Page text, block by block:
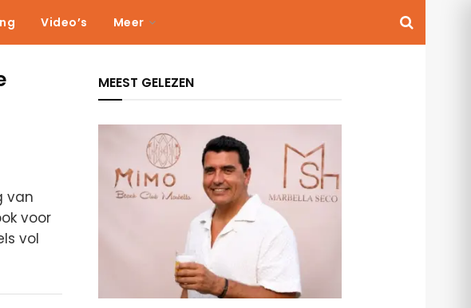
Video’s Meer
van
voor
vol
MEEST GELEZEN